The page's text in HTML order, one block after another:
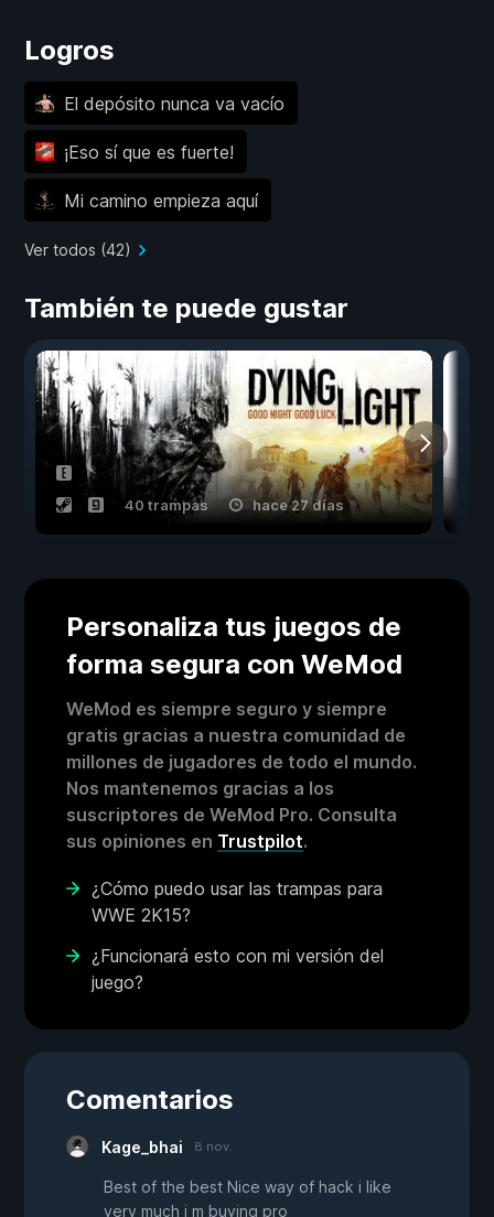
Logros
El depósito nunca va vacío
¡Eso sí que es fuerte!
Mi camino empieza aquí
Ver todos (42)
También te puede gustar
40 trampas hace 27 días
Personaliza tus juegos de
forma segura con WeMod
WeMod es siempre seguro y siempre
gratis gracias a nuestra comunidad de
millones de jugadores de todo el mundo.
Nos mantenemos gracias a los
suscriptores de WeMod Pro. Consulta
sus opiniones en Trustpilot.
¿Cómo puedo usar las trampas para
WWE 2K15?
¿Funcionará esto con mi versión del
juego?
Comentarios
Kage_bhai 8 nov.
Best of the best Nice way of hack i like
very much i m buying pro